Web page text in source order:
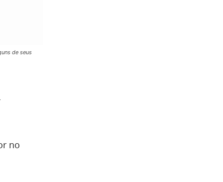
de seus
no